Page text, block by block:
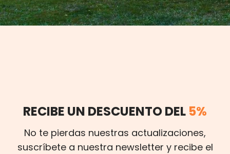
RECIBE UN DESCUENTO DEL 5%
No te pierdas nuestras actualizaciones,
suscríbete a nuestra newsletter y recibe el